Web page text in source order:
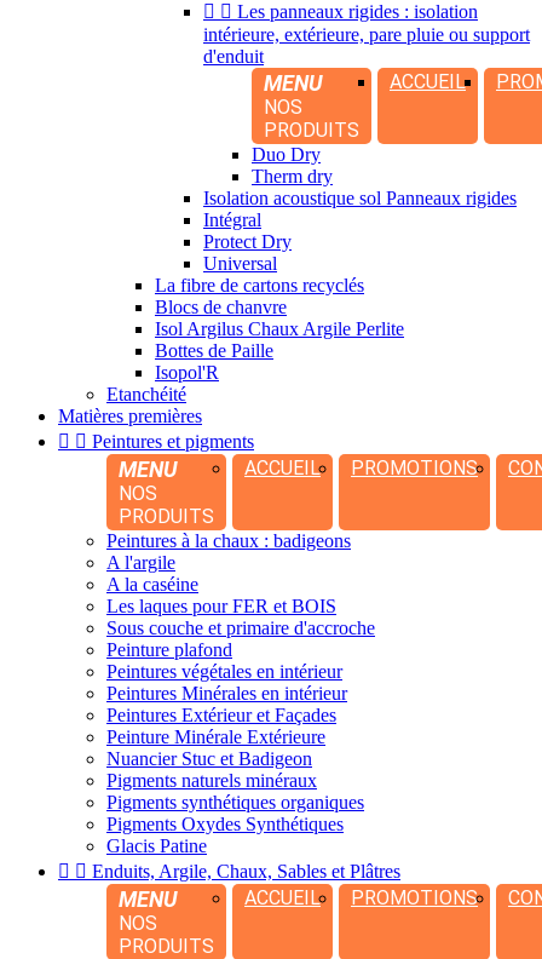
  Les panneaux rigides : isolation
intérieure, extérieure, pare pluie ou support
d'enduit
MENU
NOS
PRODUITS
ACCUEIL
Duo Dry
Therm dry
Isolation acoustique sol Panneaux rigides
Intégral
Protect Dry
Universal
La fibre de cartons recyclés
Blocs de chanvre
Isol Argilus Chaux Argile Perlite
Bottes de Paille
Isopol'R
Etanchéité
Matières premières
  Peintures et pigments
MENU
NOS
PRODUITS
ACCUEIL PROMOTIONS
Peintures à la chaux : badigeons
A l'argile
A la caséine
Les laques pour FER et BOIS
Sous couche et primaire d'accroche
Peinture plafond
Peintures végétales en intérieur
Peintures Minérales en intérieur
Peintures Extérieur et Façades
Peinture Minérale Extérieure
Nuancier Stuc et Badigeon
Pigments naturels minéraux
Pigments synthétiques organiques
Pigments Oxydes Synthétiques
Glacis Patine
  Enduits, Argile, Chaux, Sables et Plâtres
MENU
NOS
PRODUITS
ACCUEIL PROMOTIONS